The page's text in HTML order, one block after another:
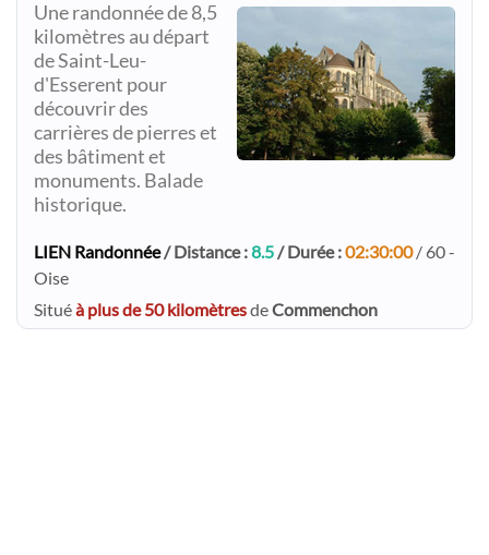
Une randonnée de 8,5
kilomètres au départ
de Saint-Leu-
d'Esserent pour
découvrir des
carrières de pierres et
des bâtiment et
monuments. Balade
historique.
LIEN Randonnée/ Distance :8.5/ Durée :02:30:00/ 60 -
Oise
Situéà plus de 50 kilomètresdeCommenchon